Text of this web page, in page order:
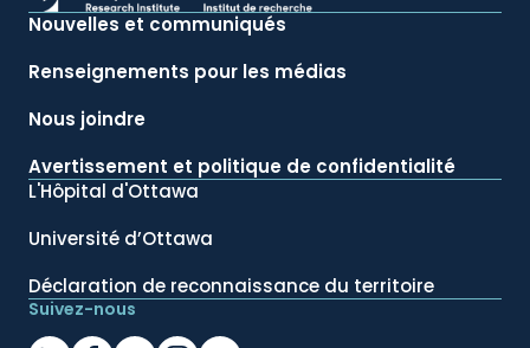
Nouvelles et communiqués
Renseignements pour les médias
Nous joindre
Avertissement et politique de confidentialité
L'Hôpital d'Ottawa
Université d’Ottawa
Déclaration de reconnaissance du territoire
Suivez-nous